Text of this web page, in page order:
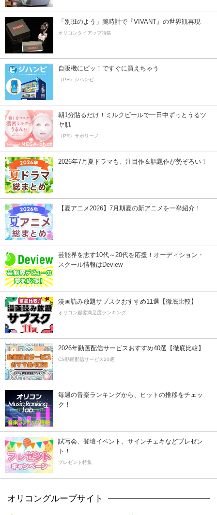
「別班のよう」腕時計で『VIVANT』の世界観再現
オリコンタイアップ特集
自販機にピッ！ですぐに買えちゃう
（PR）ジハンピ
朝1分貼るだけ！ミルクピールで一日中ずっとうるツ
ヤ肌
（PR）サボリーノ
2026年7月夏ドラマも、注目作＆話題作が勢ぞろい！
【夏アニメ2026】7月期夏の新アニメを一挙紹介！
芸能界を志す10代～20代を応援！オーディション・
スクール情報はDeview
漫画読み放題サブスクおすすめ11選【徹底比較】
オリコン顧客満足度ランキング
2026年動画配信サービスおすすめ40選【徹底比較】
CS動画配信サービス20選
毎週の音楽ランキングから、ヒットの推移をチェッ
ク！
試写会、登壇イベント、サインチェキなどプレゼン
ト！
プレゼント特集
オリコングループサイト